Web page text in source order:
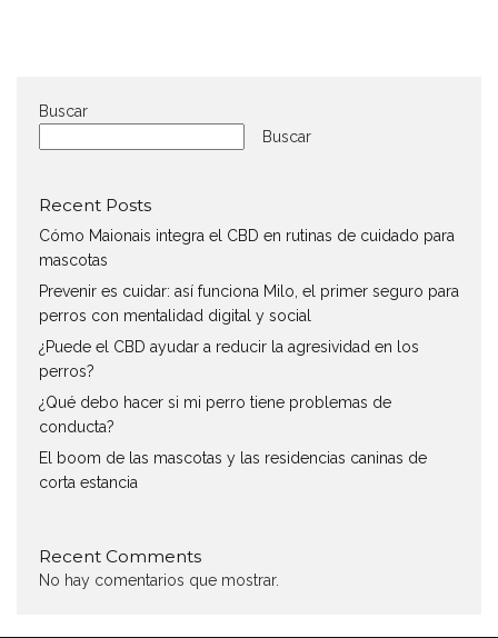
Buscar
Buscar
Recent Posts
Cómo Maionais integra el CBD en rutinas de cuidado para
mascotas
Prevenir es cuidar: así funciona Milo, el primer seguro para
perros con mentalidad digital y social
¿Puede el CBD ayudar a reducir la agresividad en los
perros?
¿Qué debo hacer si mi perro tiene problemas de
conducta?
El boom de las mascotas y las residencias caninas de
corta estancia
Recent Comments
No hay comentarios que mostrar.